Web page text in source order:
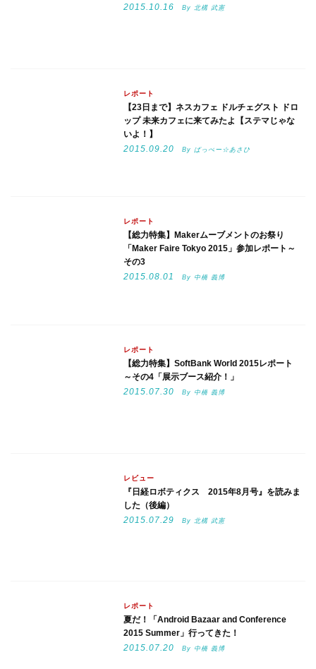
2015.10.16
By 北構 武憲
レポート
【23日まで】ネスカフェ ドルチェグスト ドロ
ップ 未来カフェに来てみたよ【ステマじゃな
いよ！】
2015.09.20
By ぱっぺー☆あさひ
レポート
【総力特集】Makerムーブメントのお祭り
「Maker Faire Tokyo 2015」参加レポート～
その3
2015.08.01
By 中橋 義博
レポート
【総力特集】SoftBank World 2015レポート
～その4「展示ブース紹介！」
2015.07.30
By 中橋 義博
レビュー
『日経ロボティクス 2015年8月号』を読みま
した（後編）
2015.07.29
By 北構 武憲
レポート
夏だ！「Android Bazaar and Conference
2015 Summer」行ってきた！
2015.07.20
By 中橋 義博